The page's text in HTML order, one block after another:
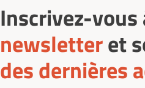
Inscrivez-vous
newsletteret
des dernières